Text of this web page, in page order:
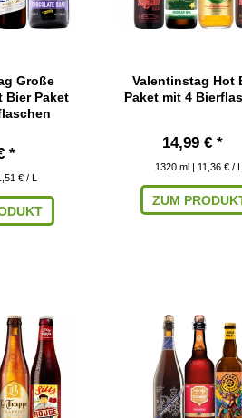
Große
Bier Paket
*
€ / L
Valentinstag Hot
Paket mit 4
14,99 € *
1320 ml | 11,36 € / L
ZUM